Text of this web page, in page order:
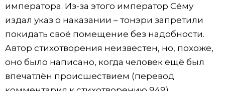
императора. Из-за этого император Сёму
издал указ о наказании – тонэри запретили
покидать своё помещение без надобности.
Автор стихотворения неизвестен, но, похоже,
оно было написано, когда человек ещё был
впечатлён происшествием (перевод